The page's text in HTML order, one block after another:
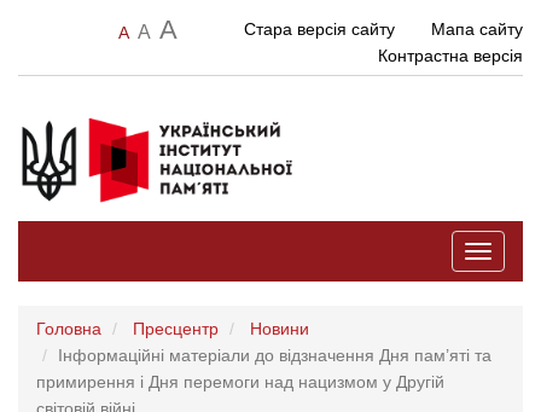
A A A Стара версія сайту
Мапа сайту
Контрастна версія
Toggle
Головна Пресцентр
Новини
Інформаційні матеріали до відзначення Дня пам’яті та
примирення і Дня перемоги над нацизмом у Другій
світовій війні